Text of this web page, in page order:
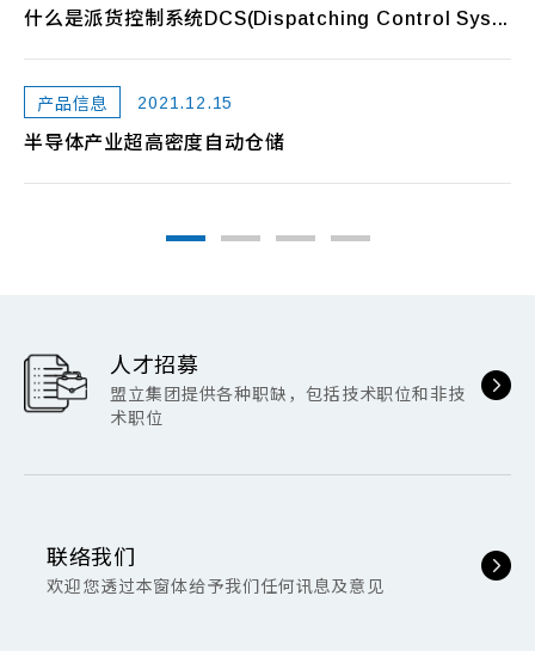
什么是派货控制系统DCS(Dispatching Control Sys...
产品信息 2021.12.15
半导体产业超高密度自动仓储
人才招募
盟立集团提供各种职缺，包括技术职位和非技
术职位
联络我们
欢迎您透过本窗体给予我们任何讯息及意见